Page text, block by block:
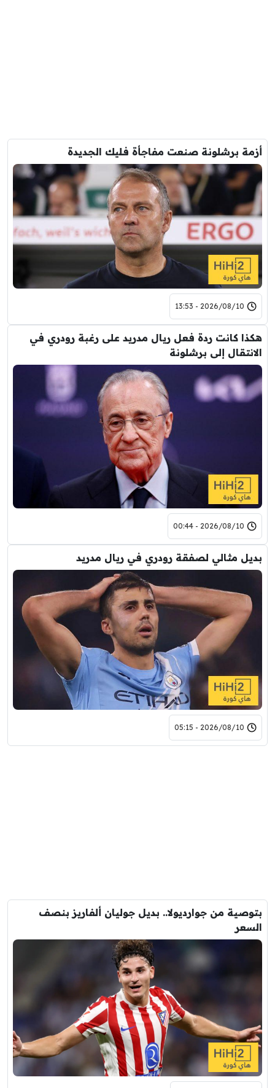
أزمة برشلونة صنعت مفاجأة فليك الجديدة
2026/08/10 - 13:53
هكذا كانت ردة فعل ريال مدريد على رغبة رودري في
الانتقال إلى برشلونة
2026/08/10 - 00:44
بديل مثالي لصفقة رودري في ريال مدريد
2026/08/10 - 05:15
بتوصية من جوارديولا.. بديل جوليان ألفاريز بنصف
السعر